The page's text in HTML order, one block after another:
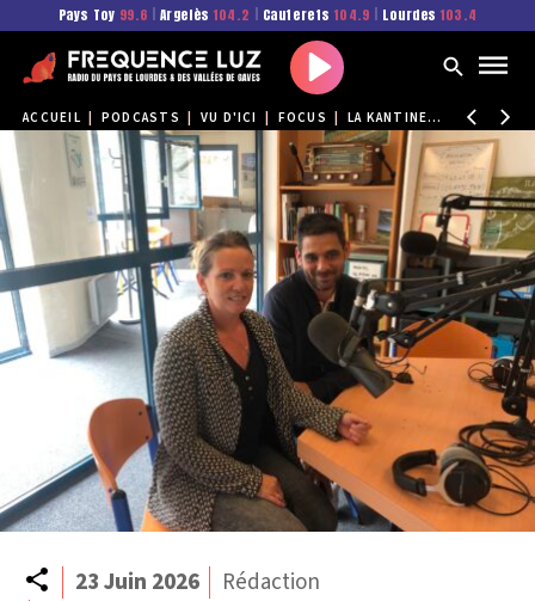
Pays Toy 99.6 Argelès 104.2 Cauterets 104.9 Lourdes 103.4
Play
ACCUEIL PODCASTS VU D'ICI FOCUS LA KANTINE : REPRENDRE UN RESTAURANT À GAVARNIE, UN PARI SUR LA MONTAGNE
Partager
23 Juin 2026 Rédaction